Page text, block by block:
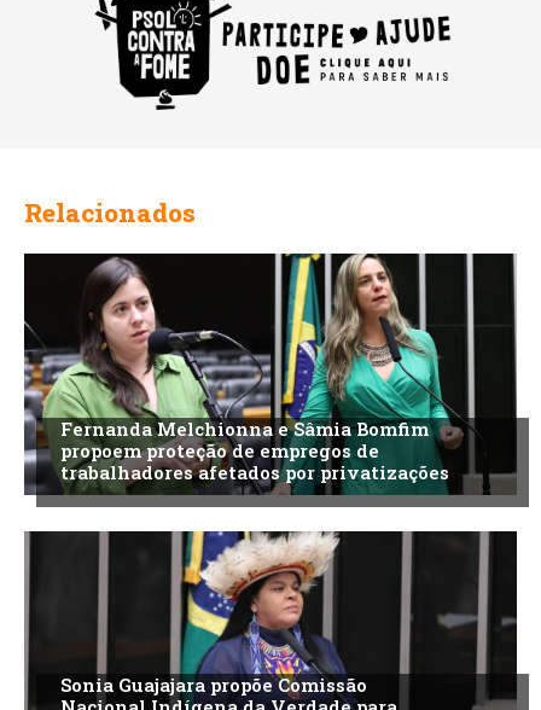
Relacionados
Fernanda Melchionna e Sâmia Bomfim
propoem proteção de empregos de
trabalhadores afetados por privatizações
Sonia Guajajara propõe Comissão